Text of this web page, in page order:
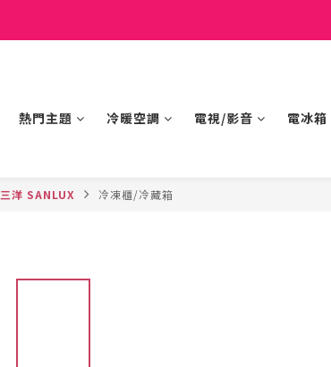
熱門主題 冷暖空調 電視/影音 電冰箱
三洋 SANLUX 冷凍櫃/冷藏箱